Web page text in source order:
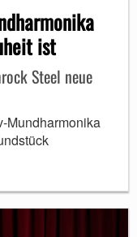
ist
Steel neue
Mundharmonika